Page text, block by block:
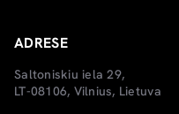
ADRESE
Saltoniskiu iela 29,
LT-08106, Vilnius, Lietuva